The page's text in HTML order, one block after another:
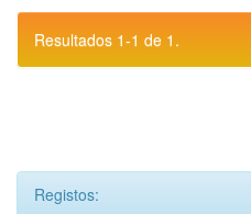
Resultados 1-1 de 1.
Registos: